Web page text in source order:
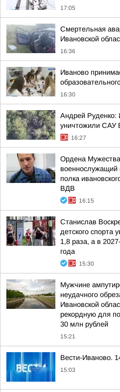
17:05
Смертельная
Ивановской
16:36
Иваново
16:30
Андрей Руденко:
уничтожили САУ
16:27
Ордена
военнослужащий
полка
ВДВ
16:15
Станислав
детского спорта
1,8 раза, а в
года
15:30
Мужчине
неудачного
Ивановской
рекордную для
30 млн рублей
15:21
Вести-Иваново.
15:03